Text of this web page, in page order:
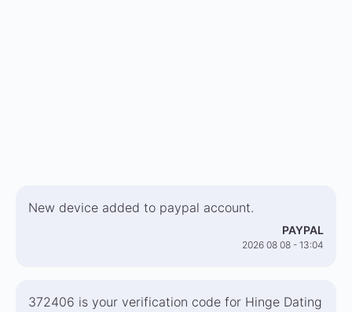
New device added to paypal account.
PAYPAL
2026 08 08 - 13:04
372406 is your verification code for Hinge Dating